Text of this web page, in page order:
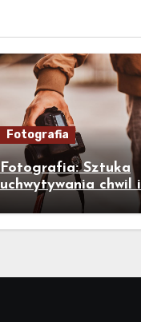
Fotografia
Fotografia: Sztuka
uchwytywania chwil i
wyrażania emocji